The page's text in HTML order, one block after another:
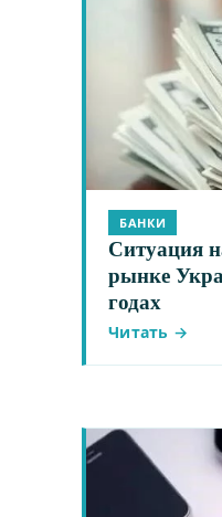
БАНКИ
Ситуация
рынке
годах
Читать →